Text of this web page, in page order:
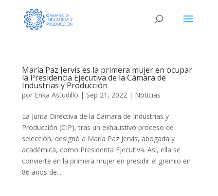
María Paz Jervis es la primera mujer en ocupar
la Presidencia Ejecutiva de la Cámara de
Industrias y Producción
por Erika Astudillo | Sep 21, 2022| Noticias
La Junta Directiva de la Cámara de Industrias y
Producción (CIP), tras un exhaustivo proceso de
selección, designó a María Paz Jervis, abogada y
académica, como Presidenta Ejecutiva. Así, ella se
convierte en la primera mujer en presidir el gremio en
86 años de...